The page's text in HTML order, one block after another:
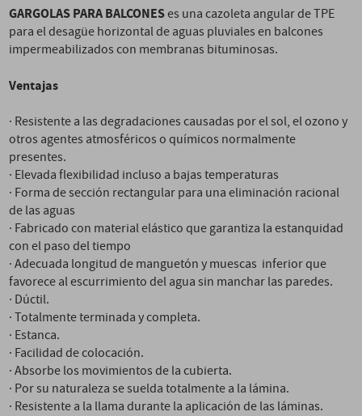
GARGOLAS PARA BALCONESes una cazoleta angular de TPE
para el desagüe horizontal de aguas pluviales en balcones
impermeabilizados con membranas bituminosas.
Ventajas
· Resistente a las degradaciones causadas por el sol, el ozono y
otros agentes atmosféricos o químicos normalmente
presentes.
· Elevada flexibilidad incluso a bajas temperaturas
· Forma de sección rectangular para una eliminación racional
de las aguas
· Fabricado con material elástico que garantiza la estanquidad
con el paso del tiempo
· Adecuada longitud de manguetón y muescas inferior que
favorece al escurrimiento del agua sin manchar las paredes.
· Dúctil.
· Totalmente terminada y completa.
· Estanca.
· Facilidad de colocación.
· Absorbe los movimientos de la cubierta.
· Por su naturaleza se suelda totalmente a la lámina.
· Resistente a la llama durante la aplicación de las láminas.